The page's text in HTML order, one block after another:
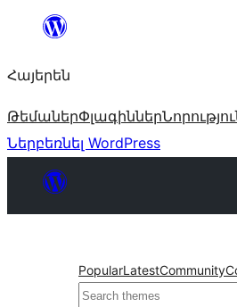
Անցնել
Հայերեն
ԹեմաներՓլագիններ
Ներբեռնել WordPress
PopularLatestCommunity
Որոնել